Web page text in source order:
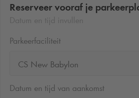
Reserveer vooraf je
Parkeerfaciliteit
CS New Babylon
Datum en tijd van aankomst